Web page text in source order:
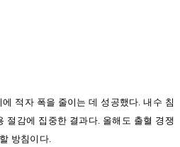
적자 폭을 줄이는 데 성공했다.내수 침
절감에 집중한 결과다. 올해도 출혈 경쟁
방침이다.